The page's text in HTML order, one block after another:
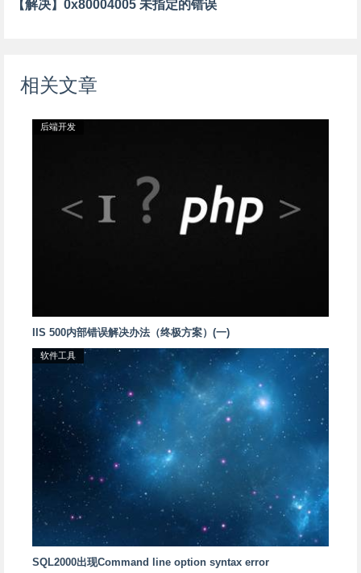
【解决】0x80004005 未指定的错误
相关文章
后端开发
IIS 500内部错误解决办法（终极方案）(一)
软件工具
SQL2000出现Command line option syntax error